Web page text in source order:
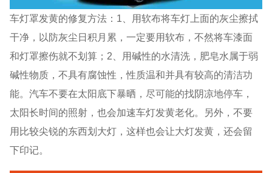
车灯罩发黄的修复方法：1、用软布将车灯上面的灰尘擦拭
干净，以防灰尘日积月累，一定要用软布，不然将车漆面
和灯罩擦伤就不划算；2、用碱性的水清洗，肥皂水属于弱
碱性物质，不具有腐蚀性，性质温和并具有较高的清洁功
能。汽车不要在太阳底下暴晒，尽可能的找阴凉地停车，
太阳长时间的照射，也会加速车灯发黄老化。另外，不要
用比较尖锐的东西划大灯，这样也会让大灯发黄，还会留
下印记。